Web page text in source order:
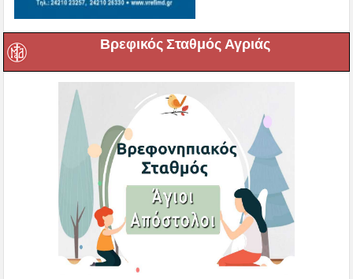
Βρεφικός Σταθμός Αγριάς